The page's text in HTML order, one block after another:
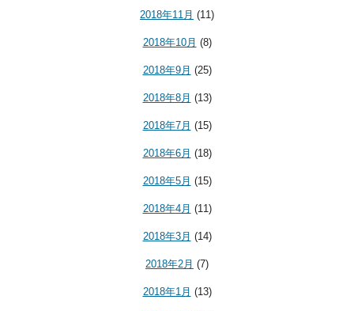
2018年11月 (11)
2018年10月 (8)
2018年9月 (25)
2018年8月 (13)
2018年7月 (15)
2018年6月 (18)
2018年5月 (15)
2018年4月 (11)
2018年3月 (14)
2018年2月 (7)
2018年1月 (13)